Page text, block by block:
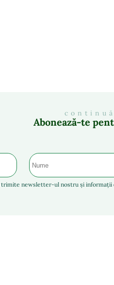
Abonează-te
newsletter-ul nostru și informații